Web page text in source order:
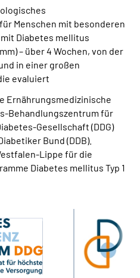
Menschen mit besonderen
Diabetes mellitus
– über 4 Wochen, von der
in einer großen
evaluiert
Ernährungsmedizinische
Behandlungszentrum für
Gesellschaft (DDG)
Bund (DDB).
Lippe für die
Diabetes mellitus Typ 1